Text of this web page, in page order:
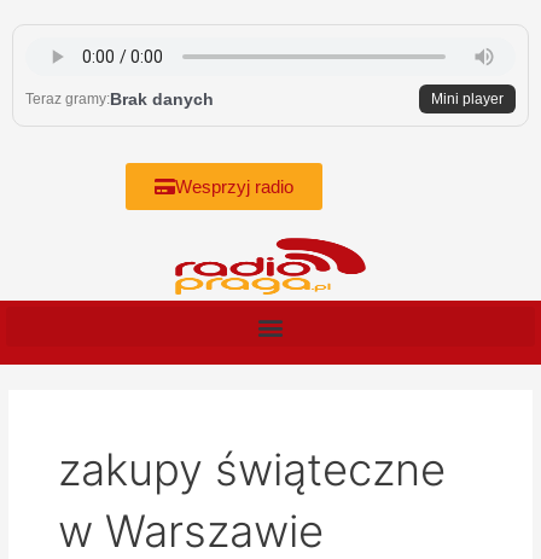
content
Teraz gramy:Brak danych Mini player
Wesprzyj radio
zakupy świąteczne
w Warszawie